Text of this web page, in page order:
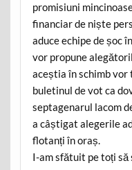
promisiuni
financiar de niște
aduce echipe de șoc
vor propune
aceștia în schimb
buletinul de vot ca
septagenarul lacom
a câștigat alegerile
flotanți în oraș.
I-am sfătuit pe toți să